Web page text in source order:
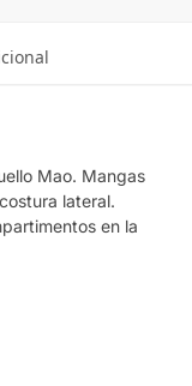
Mao. Mangas
lateral.
en la